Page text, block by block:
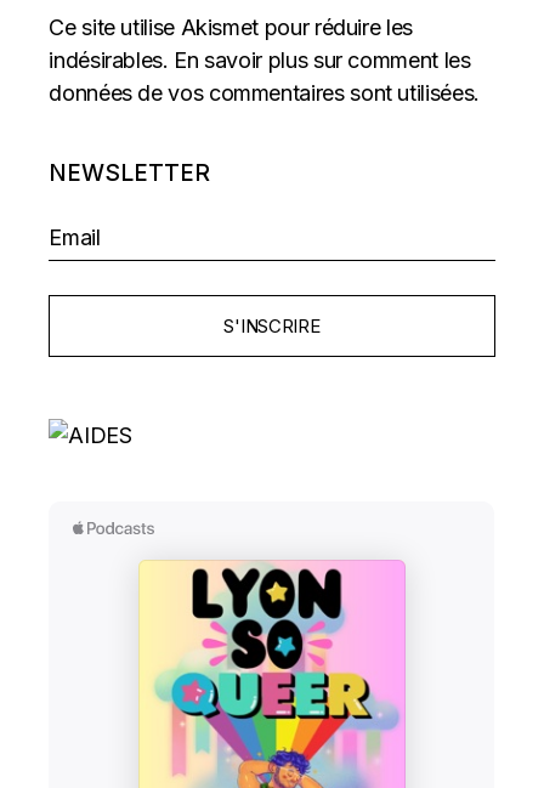
Ce site utilise Akismet pour réduire les
indésirables. En savoir plus sur comment les
données de vos commentaires sont utilisées.
NEWSLETTER
S'INSCRIRE